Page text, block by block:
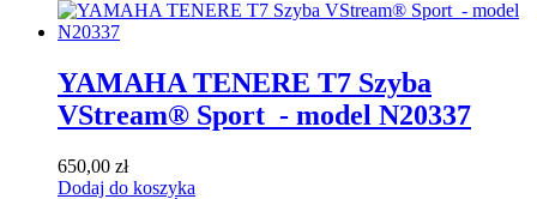
YAMAHA TENERE T7 Szyba
VStream® Sport - model N20337
650,00 zł
Dodaj do koszyka